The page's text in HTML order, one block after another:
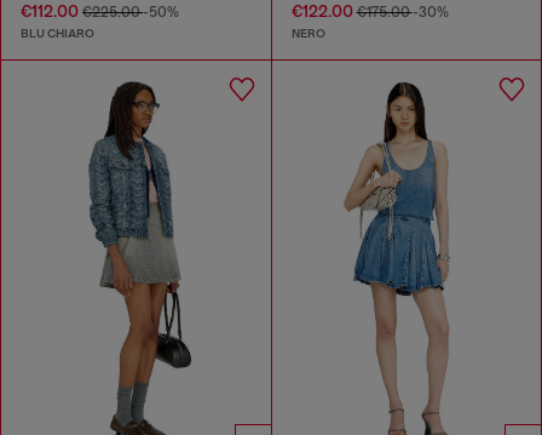
€112.00 €225.00-50%
BLU CHIARO
€122.00€175.00-30%
NERO